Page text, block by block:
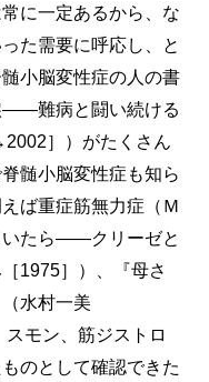
に一定あるから、な
た需要に呼応し、と
小脳変性症の人の書
――難病と闘い続ける
］）がたくさん
髄小脳変性症も知ら
ば重症筋無力症（Ｍ
いたら――クリーゼと
1975］）、『母さ
水村一美
スモン、筋ジストロ
のとして確認できた